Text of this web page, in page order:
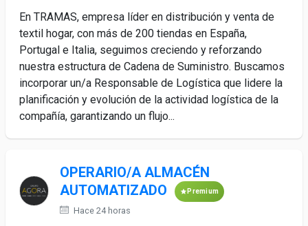
En TRAMAS, empresa líder en distribución y venta de
textil hogar, con más de 200 tiendas en España,
Portugal e Italia, seguimos creciendo y reforzando
nuestra estructura de Cadena de Suministro. Buscamos
incorporar un/a Responsable de Logística que lidere la
planificación y evolución de la actividad logística de la
compañía, garantizando un flujo...
OPERARIO/A ALMACÉN
AUTOMATIZADO
Premium
Hace 24 horas